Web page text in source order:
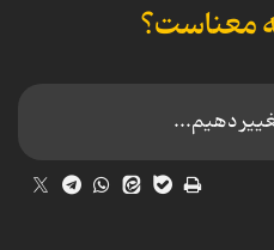
معناست؟
دهیم...